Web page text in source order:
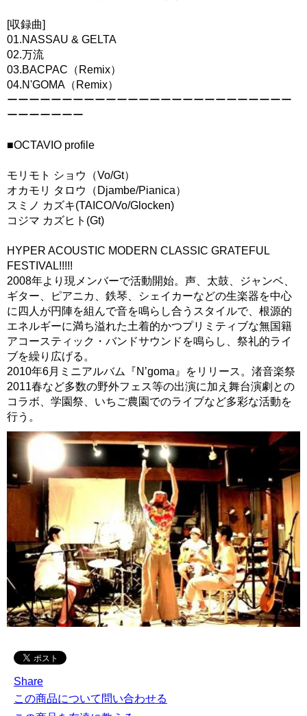
[収録曲]
01.NASSAU & GELTA
02.万流
03.BACPAC（Remix）
04.N'GOMA（Remix）
ーーーーーーーーーーーーーーーーーーーーーーーーーー
ーーーーーーー
■OCTAVIO profile
モリモト ショウ（Vo/Gt）
オカモリ タロウ（Djambe/Pianica）
スミノ カズキ(TAICO/Vo/Glocken)
コジマ カズヒト(Gt)
HYPER ACOUSTIC MODERN CLASSIC GRATEFUL
FESTIVAL!!!!!
2008年より現メンバーで活動開始。声、太鼓、ジャンベ、
ギター、ピアニカ、鉄琴、シェイカーなどの生楽器を中心
に四人が円陣を組んで音を鳴らし合うスタイルで、根源的
エネルギーに満ち溢れた土着的かつプリミティブな無国籍
アコースティック・バンドサウンドを鳴らし、祭礼的ライ
ブを繰り広げる。
2010年6月ミニアルバム『N’goma』をリリース。渚音楽祭
2011春など多数の野外フェス等の出演に加え舞台演劇との
コラボ、学園祭、いちご農園でのライブなど多彩な活動を
行う。
Share
この商品について問い合わせる